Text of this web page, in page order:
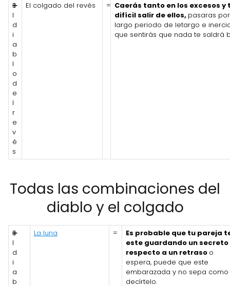
E
l
d
i
a
b
l
o
d
e
l
r
e
v
é
s
➕ El colgado del revés = Caerás tanto en los excesos y
difícil salir de ellos, pasaras
largo periodo de letargo e
que sentirás que nada te saldrá
Todas las combinaciones del
diablo y el colgado
E
l
d
i
a
b
➕ La luna =
Es probable que tu pareja
este guardando un secreto
respecto a un retraso o
espera, puede que este
embarazada y no sepa como
decírtelo.